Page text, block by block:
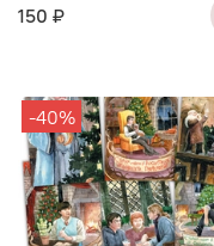
150 ₽
-40%